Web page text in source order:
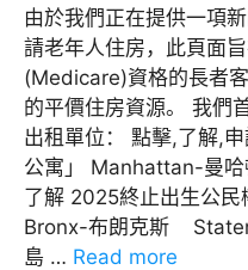
由於我們正在提供一項
請老年人住房，此頁面
(Medicare)資格的長者
的平價住房資源。 我們
出租單位： 點擊,了解,
公寓」 Manhattan-曼
了解 2025終止出生公
Bronx-布朗克斯
島 … Read more